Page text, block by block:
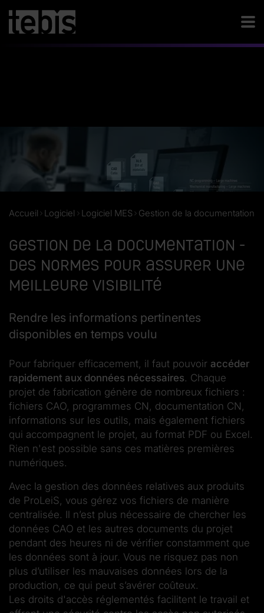
Accueil Logiciel Logiciel MES Gestion de la documentation
Gestion de la documentation -
Des normes pour assurer une
meilleure visibilité
Rendre les informations pertinentes
disponibles en temps voulu
Pour fabriquer efficacement, il faut pouvoir accéder
rapidement aux données nécessaires. Chaque
projet de fabrication génère de nombreux fichiers :
fichiers CAO, programmes CN, documentation CN,
informations sur les outils, mais également fichiers
qui accompagnent le projet, au format PDF ou Excel.
Rien n'est possible sans ces matières premières
numériques.
Avec la gestion des données relatives aux produits
de ProLeiS, vous gérez vos fichiers de manière
centralisée. Il n’est plus nécessaire de chercher les
données CAO et les autres documents du projet
pendant des heures ni de vérifier constamment que
les données sont à jour. Vous ne risquez pas non
plus d’utiliser les mauvaises données lors de la
production, ce qui peut s’avérer coûteux.
Les droits d'accès réglementés facilitent le travail et